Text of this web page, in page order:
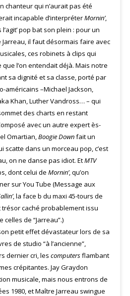
chanteur qui n’aurait pas été
incapable d’interpréterMornin’,
pop bat son plein : pour un
il faut désormais faire avec
ces robinets à clips qui
l’on entendait déjà. Mais notre
sa dignité et sa classe, porté par
américains –Michael Jackson,
Khan, Luther Vandross… – qui
des charts en restant
avec un autre expert ès-
Omartian,Boogie Downfait un
scatte dans un morceau pop, c’est
on ne danse pas idiot. EtMTV
dont celui de Mornin’, qu’on
sur You Tube (Message aux
, la face b du maxi 45-tours de
trésor caché probablement issu
de “Jarreau”.)
petit effet dévastateur lors de sa
de studio “à l’ancienne”,
dernier cri, les computersflambant
crépitantes. Jay Graydon
musicale, mais nous entrons de
1980, et Maître Jarreau swingue